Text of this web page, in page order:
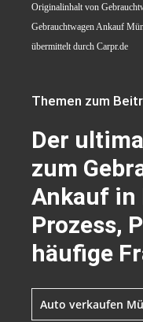
Originalinhalt von
Gebrauchtwagen Ankauf
übermittelt durch Carpr.de
Themen zum
Der
zum
Ankauf in
Prozess,
häufige
Auto verkaufen